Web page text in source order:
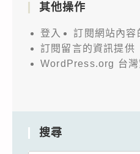
其他操作
登入
訂閱網站內容
訂閱留言的資訊提供
WordPress.org 台灣
搜尋